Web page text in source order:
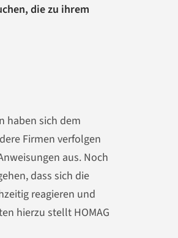
die zu ihrem
haben sich dem
Firmen verfolgen
aus. Noch
dass sich die
reagieren und
hierzu stellt HOMAG